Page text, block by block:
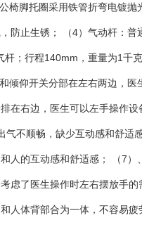
脚托圈采用铁管折弯电镀
防止生锈； （4）气动杆：
；行程140mm，重量为1千
仰开关分部在左右两边，
右边，医生可以左手操作设
不顺畅，缺少互动感和舒适
人的互动感和舒适感； （7
虑了医生操作时左右摆放手
人体背部合为一体，不容易疲